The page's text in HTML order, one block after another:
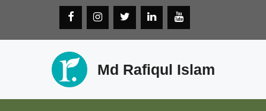
Md Rafiqul Islam